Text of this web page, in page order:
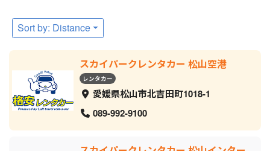
Sort by: Distance
スカイパークレンタカー 松山空港
レンタカー
愛媛県松山市北吉田町1018-1
089-992-9100